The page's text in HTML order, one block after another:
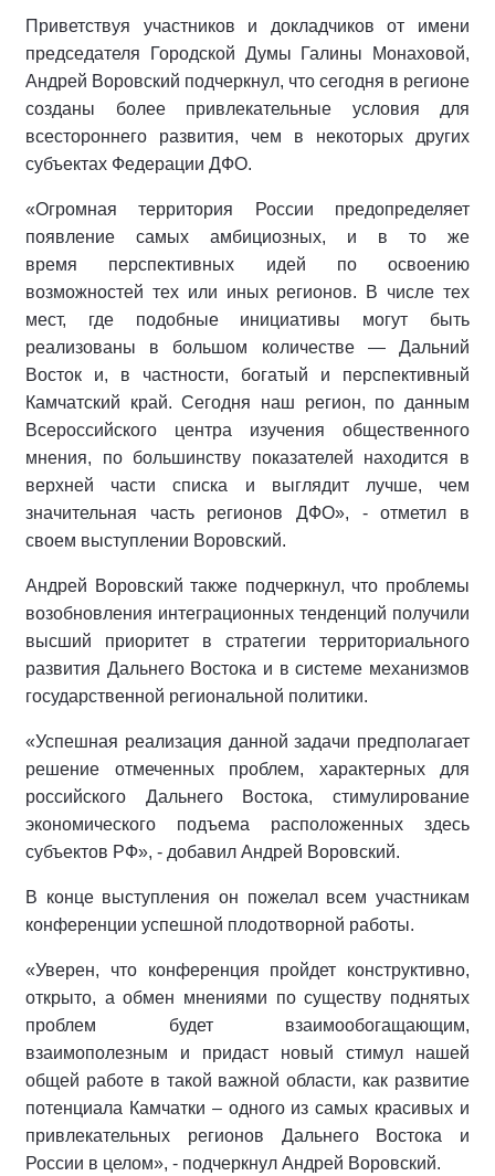
Приветствуя участников и докладчиков от имени
председателя Городской Думы Галины Монаховой,
Андрей Воровский подчеркнул, что сегодня в регионе
созданы более привлекательные условия для
всестороннего развития, чем в некоторых других
субъектах Федерации ДФО.
«Огромная территория России предопределяет
появление самых амбициозных, и в то же
время перспективных идей по освоению
возможностей тех или иных регионов. В числе тех
мест, где подобные инициативы могут быть
реализованы в большом количестве — Дальний
Восток и, в частности, богатый и перспективный
Камчатский край. Сегодня наш регион, по данным
Всероссийского центра изучения общественного
мнения, по большинству показателей находится в
верхней части списка и выглядит лучше, чем
значительная часть регионов ДФО», - отметил в
своем выступлении Воровский.
Андрей Воровский также подчеркнул, что проблемы
возобновления интеграционных тенденций получили
высший приоритет в стратегии территориального
развития Дальнего Востока и в системе механизмов
государственной региональной политики.
«Успешная реализация данной задачи предполагает
решение отмеченных проблем, характерных для
российского Дальнего Востока, стимулирование
экономического подъема расположенных здесь
субъектов РФ», - добавил Андрей Воровский.
В конце выступления он пожелал всем участникам
конференции успешной плодотворной работы.
«Уверен, что конференция пройдет конструктивно,
открыто, а обмен мнениями по существу поднятых
проб­лем будет взаимообогащающим,
взаимополезным и при­даст новый стимул нашей
общей работе в такой важной области, как развитие
потенциала Камчатки – одного из самых красивых и
привлекательных регионов Дальнего Востока и
России в целом», - подчеркнул Андрей Воровский.